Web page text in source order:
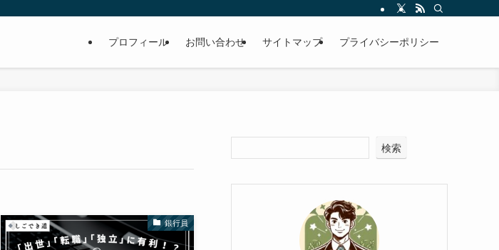
プロフィール お問い合わせ サイトマップ プライバシーポリシー
銀行員
検索